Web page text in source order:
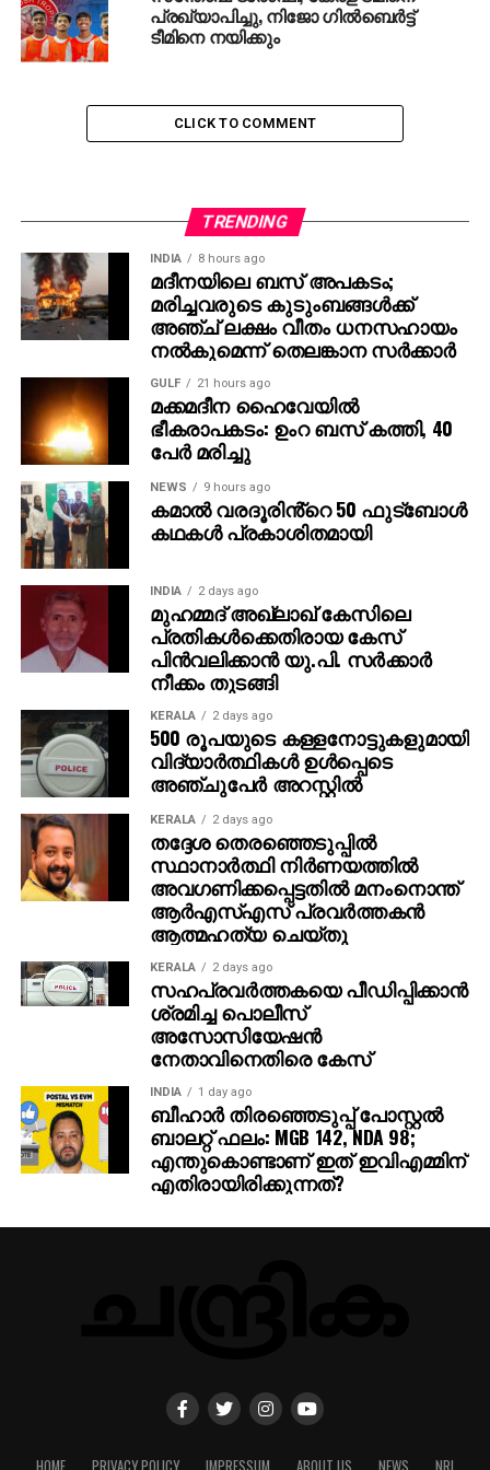
പറയുന്നത്. മുന്‍നിരയിലാണ് സതീവന്റെ കാര്യമായ
പ്രതീക്ഷകള്‍. ജിതിനും അഫ്ദാലുമെല്ലാം
അധ്വാനികളാണ്. പന്തിനായി അവര്‍ കഠിനമായ ശ്രമം
ലഭിക്കുന്നു. ഗോള്‍വല കാക്കുന്ന മിഥുന്‍
മിസോക്കെതിരായ പോരാട്ടത്തില്‍ മിന്നും
സത്യം പ്രതിരോധത്തിനുള്ള നല്ല മാര്‍ക്കാണ്.
ദക്ഷിണ മേഖലാ മല്‍സരങ്ങളിലും ഇപ്പോള്‍ ഫൈനല്‍
റൗണ്ടിലും പ്രകടിപ്പിച്ച മികവ് ആവര്‍ത്തിച്ചാല്‍ വിന്നിംഗ്
കോച്ചാവുമെന്ന കാര്യത്തില്‍ സംശയമില്ല.
SANTHOSH TROPHY
പ്രഖ്യാപിച്ചു, നിജോ ഗില്‍ബെര്‍ട്ട്
ടീമിനെ നയിക്കും
CLICK TO COMMENT
TRENDING
INDIA 8 hours ago
മദീനയിലെ ബസ് അപകടം;
മരിച്ചവരുടെ കുടുംബങ്ങള്‍ക്ക്
അഞ്ച് ലക്ഷം വീതം ധനസഹായം
നല്‍കുമെന്ന് തെലങ്കാന സര്‍ക്കാര്‍
GULF 21 hours ago
മക്കമദീന ഹൈവേയില്‍
ഭീകരാപകടം: ഉംറ ബസ് കത്തി, 40
പേര്‍ മരിച്ചു
NEWS 9 hours ago
കമാൽ വരദൂരിൻ്റെ 50 ഫുട്ബോൾ
കഥകൾ പ്രകാശിതമായി
INDIA 2 days ago
മുഹമ്മദ് അഖ്‌ലാഖ് കേസിലെ
പ്രതികള്‍ക്കെതിരായ കേസ്
പിന്‍വലിക്കാന്‍ യു.പി. സര്‍ക്കാര്‍
നീക്കം തുടങ്ങി
KERALA 2 days ago
500 രൂപയുടെ കള്ളനോട്ടുകളുമായി
വിദ്യാര്‍ത്ഥികള്‍ ഉള്‍പ്പെടെ
അഞ്ചുപേര്‍ അറസ്റ്റില്‍
KERALA 2 days ago
തദ്ദേശ തെരഞ്ഞെടുപ്പില്‍
സ്ഥാനാര്‍ത്ഥി നിര്‍ണയത്തില്‍
അവഗണിക്കപ്പെട്ടതില്‍ മനംനൊന്ത്
ആര്‍എസ്എസ് പ്രവര്‍ത്തകന്‍
ആത്മഹത്യ ചെയ്തു
KERALA 2 days ago
സഹപ്രവര്‍ത്തകയെ പീഡിപ്പിക്കാന്‍
ശ്രമിച്ച പൊലീസ്
അസോസിയേഷന്‍
നേതാവിനെതിരെ കേസ്
INDIA 1 day ago
ബീഹാർ തിരഞ്ഞെടുപ്പ് പോസ്റ്റൽ
ബാലറ്റ് ഫലം: MGB 142, NDA 98;
എന്തുകൊണ്ടാണ് ഇത് ഇവിഎമ്മിന്
എതിരായിരിക്കുന്നത്?
HOME PRIVACY POLICY IMPRESSUM ABOUT US NEWS NRI